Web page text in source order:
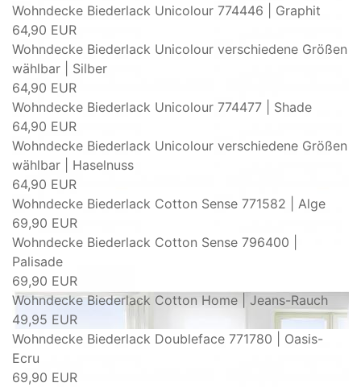
Wohndecke Biederlack Unicolour 774446 | Graphit
64,90 EUR
Wohndecke Biederlack Unicolour verschiedene Größen
wählbar | Silber
64,90 EUR
Wohndecke Biederlack Unicolour 774477 | Shade
64,90 EUR
Wohndecke Biederlack Unicolour verschiedene Größen
wählbar | Haselnuss
64,90 EUR
Wohndecke Biederlack Cotton Sense 771582 | Alge
69,90 EUR
Wohndecke Biederlack Cotton Sense 796400 |
Palisade
69,90 EUR
Wohndecke Biederlack Cotton Home | Jeans-Rauch
49,95 EUR
Wohndecke Biederlack Doubleface 771780 | Oasis-
Ecru
69,90 EUR